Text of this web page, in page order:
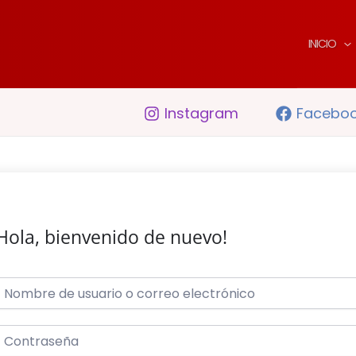
INICIO
Instagram
bienvenido de nuevo!